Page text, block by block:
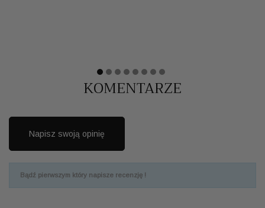
KOMENTARZE
Napisz swoją opinię
Bądź pierwszym który napisze recenzję !